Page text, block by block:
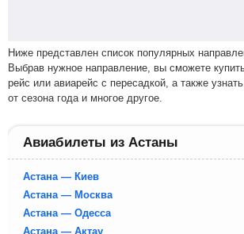
Ниже представлен список популярных направлений перелетов.
Выбрав нужное направление, вы сможете
рейс или авиарейс с пересадкой, а также
от сезона года и многое другое.
Авиабилеты из Астаны
Астана — Киев
Астана — Москва
Астана — Одесса
Астана — Актау